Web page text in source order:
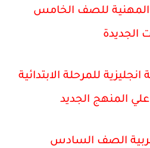
المهنية للصف الخامس
للمرحلة الابتدائية
الصف السادس